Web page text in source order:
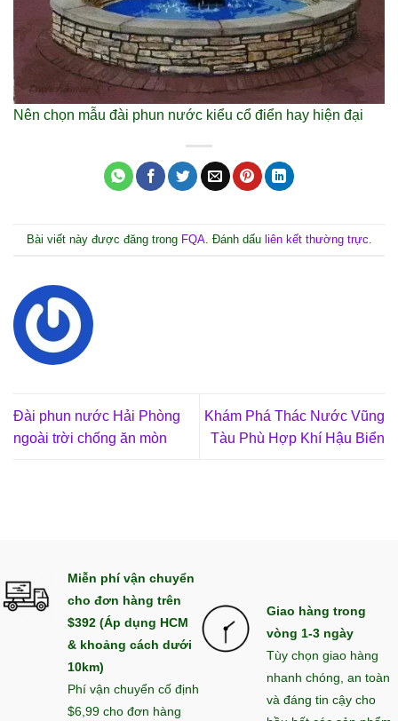
Nên chọn mẫu đài phun nước kiểu cổ điển hay hiện đại
Bài viết này được đăng trong FQA. Đánh dấu liên kết thường trực
Đài phun nước Hải Phòng
ngoài trời chống ăn mòn
Khám Phá Thác Nước Vũng
Tàu Phù Hợp Khí Hậu Biển
Miễn phí vận chuyển
cho đơn hàng trên
$392 (Áp dụng HCM
& khoảng cách dưới
10km)
Phí vận chuyển cố định
$6,99 cho đơn hàng
Giao hàng trong
vòng 1-3 ngày
Tùy chọn giao hàng
nhanh chóng, an toàn
và đáng tin cậy cho